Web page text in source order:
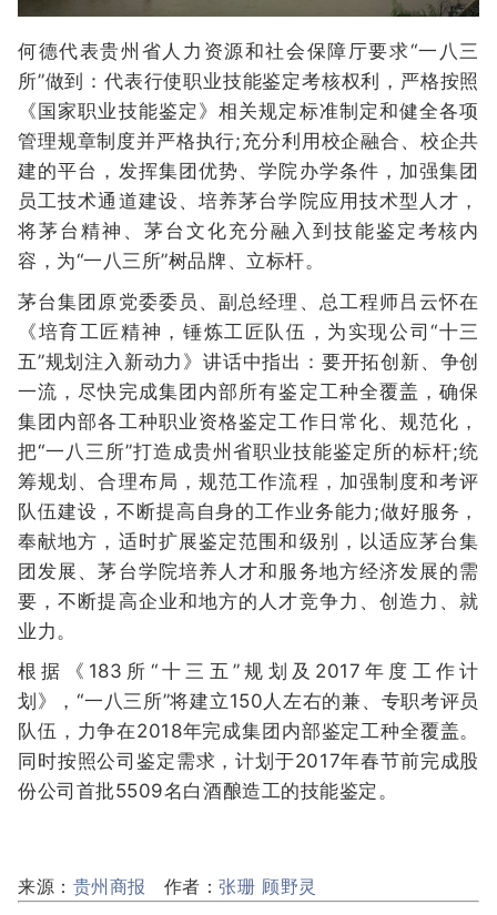
何德代表贵州省人力资源和社会保障厅要求“一八三
所”做到：代表行使职业技能鉴定考核权利，严格按照
《国家职业技能鉴定》相关规定标准制定和健全各项
管理规章制度并严格执行;充分利用校企融合、校企共
建的平台，发挥集团优势、学院办学条件，加强集团
员工技术通道建设、培养茅台学院应用技术型人才，
将茅台精神、茅台文化充分融入到技能鉴定考核内
容，为“一八三所”树品牌、立标杆。
茅台集团原党委委员、副总经理、总工程师吕云怀在
《培育工匠精神，锤炼工匠队伍，为实现公司“十三
五”规划注入新动力》讲话中指出：要开拓创新、争创
一流，尽快完成集团内部所有鉴定工种全覆盖，确保
集团内部各工种职业资格鉴定工作日常化、规范化，
把“一八三所”打造成贵州省职业技能鉴定所的标杆;统
筹规划、合理布局，规范工作流程，加强制度和考评
队伍建设，不断提高自身的工作业务能力;做好服务，
奉献地方，适时扩展鉴定范围和级别，以适应茅台集
团发展、茅台学院培养人才和服务地方经济发展的需
要，不断提高企业和地方的人才竞争力、创造力、就
业力。
根据《183所“十三五”规划及2017年度工作计
划》，“一八三所”将建立150人左右的兼、专职考评员
队伍，力争在2018年完成集团内部鉴定工种全覆盖。
同时按照公司鉴定需求，计划于2017年春节前完成股
份公司首批5509名白酒酿造工的技能鉴定。
来源： 贵州商报 作者：张珊 顾野灵